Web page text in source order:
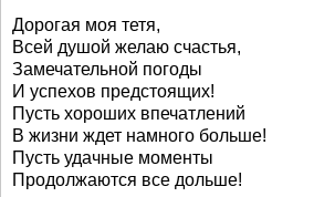
Дорогая моя тетя,
Всей душой желаю счастья,
Замечательной погоды
И успехов предстоящих!
Пусть хороших впечатлений
В жизни ждет намного больше!
Пусть удачные моменты
Продолжаются все дольше!